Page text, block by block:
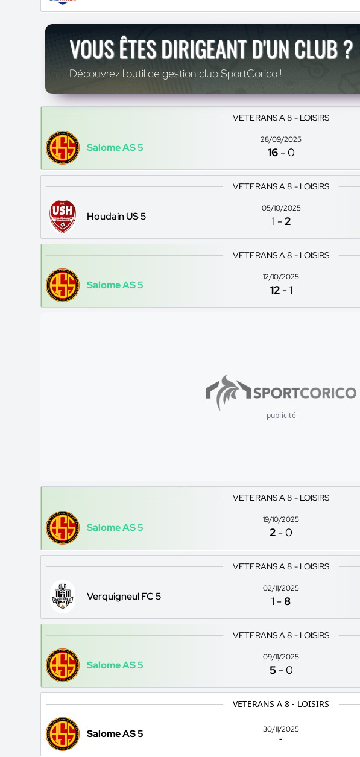
VOUS ÊTES DIRIGEANT D'UN CLUB ?
Découvrez l'outil de gestion club SportCorico !
VETERANS A 8 - LOISIRS
Salome AS 5
28/09/2025
16 -0
VETERANS A 8 - LOISIRS
Houdain US 5
05/10/2025
1 -2
VETERANS A 8 - LOISIRS
Salome AS 5
12/10/2025
12 -1
publicité
VETERANS A 8 - LOISIRS
Salome AS 5
19/10/2025
2 -0
VETERANS A 8 - LOISIRS
Verquigneul FC 5
02/11/2025
1 -8
VETERANS A 8 - LOISIRS
Salome AS 5
09/11/2025
5 -0
VETERANS A 8 - LOISIRS
Salome AS 5
30/11/2025
-